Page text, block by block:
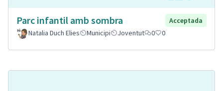
Parc infantil amb sombra
Acceptada
Natalia Duch Elies
Municipi Joventut 0 0